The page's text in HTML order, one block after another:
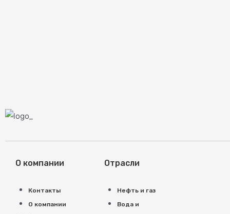
О компании
Контакты
О компании
Отрасли
Нефть и газ
Вода и